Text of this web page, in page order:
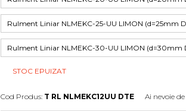
Rulment Liniar NLMEKC-25-UU LIMON (d=25mm
Rulment Liniar NLMEKC-30-UU LIMON (d=30mm
STOC EPUIZAT
Cod Produs: T RL NLMEKC12UU DTE Ai nevoie